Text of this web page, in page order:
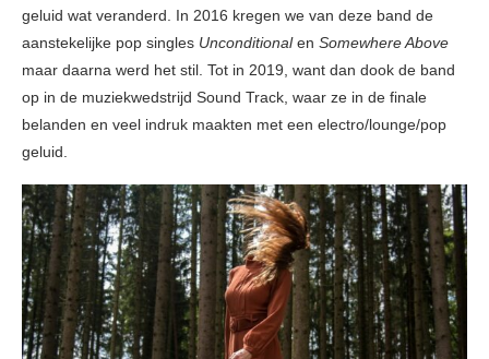
geluid wat veranderd. In 2016 kregen we van deze band de
aanstekelijke pop singles Unconditionalen Somewhere Above
maar daarna werd het stil. Tot in 2019, want dan dook de band
op in de muziekwedstrijd Sound Track, waar ze in de finale
belanden en veel indruk maakten met een electro/lounge/pop
geluid.